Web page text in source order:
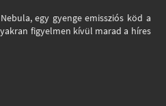
egy gyenge emissziós köd a
figyelmen kívül marad a híres